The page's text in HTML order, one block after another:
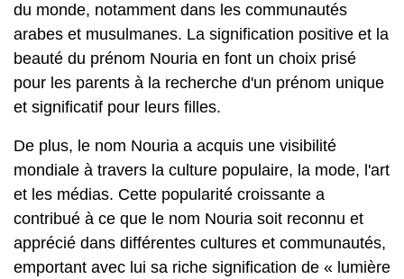
du monde, notamment dans les communautés
arabes et musulmanes. La signification positive et la
beauté du prénom Nouria en font un choix prisé
pour les parents à la recherche d'un prénom unique
et significatif pour leurs filles.
De plus, le nom Nouria a acquis une visibilité
mondiale à travers la culture populaire, la mode, l'art
et les médias. Cette popularité croissante a
contribué à ce que le nom Nouria soit reconnu et
apprécié dans différentes cultures et communautés,
emportant avec lui sa riche signification de « lumière